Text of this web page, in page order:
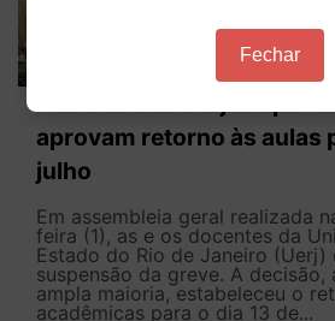
aprovam retorno às aulas
julho
Em assembleia geral realizada
feira (1), as e os docentes da
Estado do Rio de Janeiro (Uerj)
suspensão da greve. A
ampla maioria, estabeleceu o
acadêmicas para o dia 13 de...
Fechar